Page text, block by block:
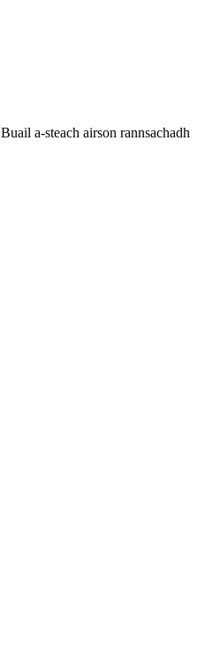
Buail a-steach airson rannsachadh